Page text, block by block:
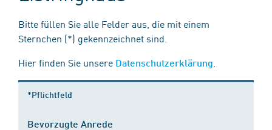
Bitte füllen Sie alle Felder aus, die mit einem
Sternchen (*) gekennzeichnet sind.
Hier finden Sie unsere Datenschutzerklärung
*Pflichtfeld
Bevorzugte Anrede